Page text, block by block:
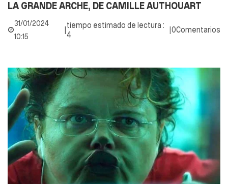
LA GRANDE ARCHE, DE CAMILLE AUTHOUART
31/01/2024
10:15
|
tiempo estimado de lectura :
4
|0Comentarios